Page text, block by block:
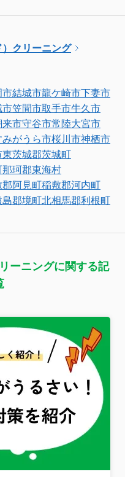
クリーニング
市結城市龍ケ崎市下妻市
市笠間市取手市牛久市
来市守谷市常陸大宮市
みがうら市桜川市神栖市
東茨城郡茨城町
那珂郡東海村
郡阿見町稲敷郡河内町
島郡境町北相馬郡利根町
ーニングに関する記